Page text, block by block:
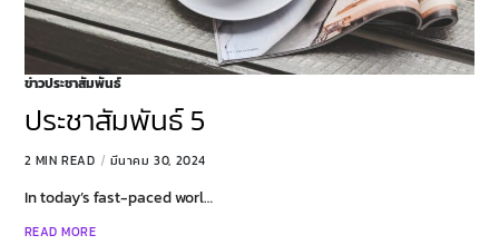
ข่าวประชาสัมพันธ์
ประชาสัมพันธ์ 5
2 MIN READ มีนาคม 30, 2024
In today’s fast-paced worl…
READ MORE